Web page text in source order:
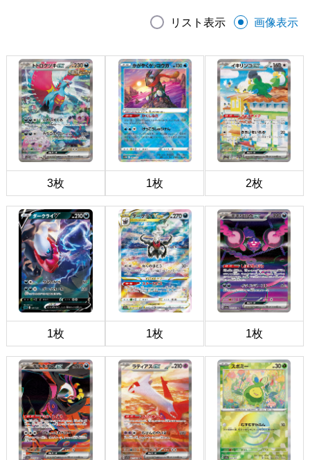
リスト表示 画像表示
3枚 1枚 2枚
1枚 1枚 1枚